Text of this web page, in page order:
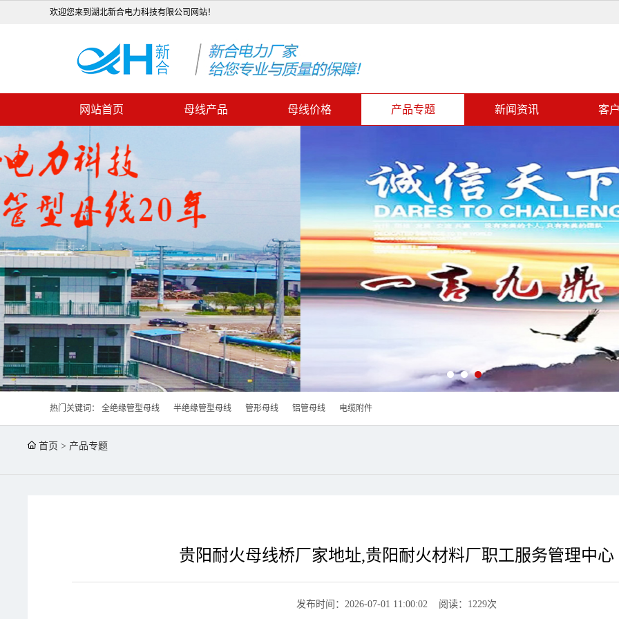
欢迎您来到湖北新合电力科技有限公司网站！
网站首页 母线产品 母线价格 产品专题 新闻资讯 客
热门关键词： 全绝缘管型母线 半绝缘管型母线 管形母线 铝管母线 电缆附件
首页 > 产品专题
贵阳耐火母线桥厂家地址,贵阳耐火材料厂职工服务管理中心
发布时间：2026-07-01 11:00:02 阅读：1229次